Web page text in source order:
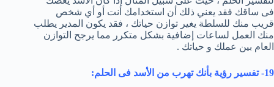
فى ساقك فقد يعني ذلك أن استخدامك أنت أو أي شخص
قريب منك للسلطة يغير توازن حياتك ، فقد يكون المدير يطلب
منك العمل لساعات إضافية بشكل متكرر مما يرجح التوازن
العام بين عملك و حياتك .
19- تفسير رؤية بأنك تهرب من الأسد فى الحلم: